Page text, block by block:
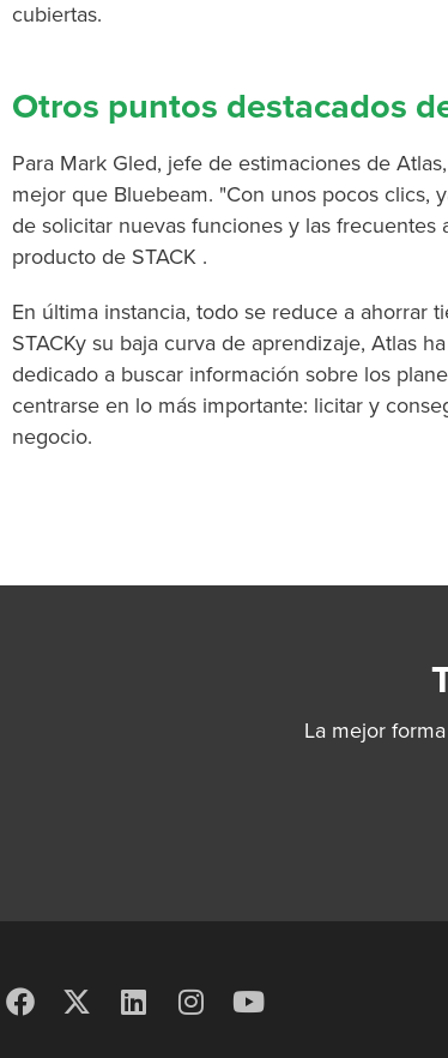
cubiertas.
Otros puntos destacados
Para Mark Gled, jefe de estimaciones de
mejor que Bluebeam. "Con unos pocos clics,
de solicitar nuevas funciones y las
producto de STACK .
En última instancia, todo se reduce a ahorrar
STACKy su baja curva de aprendizaje, Atlas
dedicado a buscar información sobre los
centrarse en lo más importante: licitar y
negocio.
La mejor